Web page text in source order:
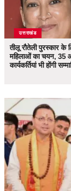
उत्तराखंड
तीलू रौतेली पुरस्कार के
महिलाओं का चयन, 35
कार्यकर्तियां भी होंगी